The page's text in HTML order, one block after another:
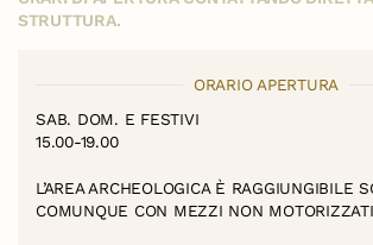
STRUTTURA.
ORARIO APERTURA
SAB. DOM. E FESTIVI
15.00-19.00
L’AREA ARCHEOLOGICA È RAGGIUNGIBILE
COMUNQUE CON MEZZI NON